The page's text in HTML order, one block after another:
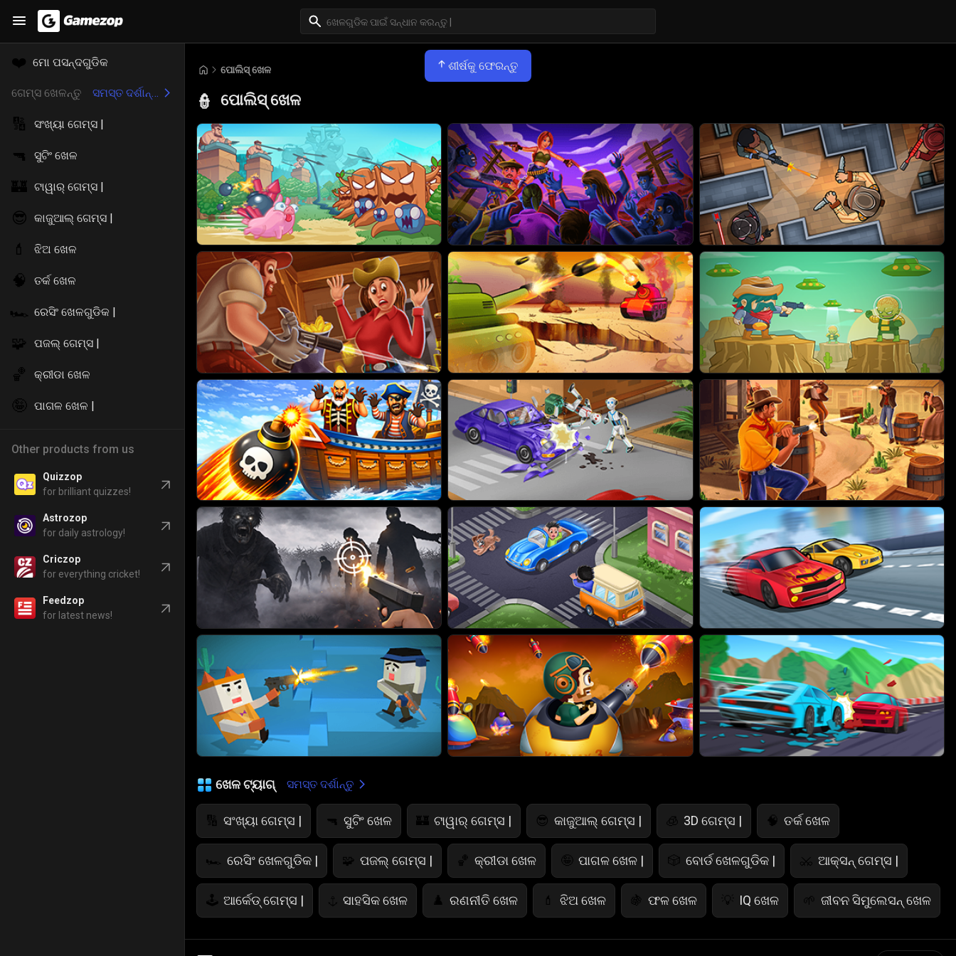
ଶୀର୍ଷକୁ ଫେରନ୍ତୁ
❤️ ମୋ ପସନ୍ଦଗୁଡିକ
ଗେମ୍ସ ଖେଳନ୍ତୁ ସମସ୍ତ ଦର୍ଶାନ୍ତୁ
🔢 ସଂଖ୍ୟା ଗେମ୍ସ |
🔫 ସୁଟିଂ ଖେଳ
🏰 ଟାୱାର୍ ଗେମ୍ସ |
😎 କାଜୁଆଲ୍ ଗେମ୍ସ |
💄 ଝିଅ ଖେଳ
🧠 ତର୍କ ଖେଳ
🏎️ ରେସିଂ ଖେଳଗୁଡିକ |
🧩 ପଜଲ୍ ଗେମ୍ସ |
🏀 କ୍ରୀଡା ଖେଳ
🤪 ପାଗଳ ଖେଳ |
Other products from us
Quizzop
for brilliant quizzes!
Astrozop
for daily astrology!
Criczop
for everything cricket!
Feedzop
for latest news!
ପୋଲିସ୍ ଖେଳ
👮 ପୋଲିସ୍ ଖେଳ
ଖେଳ ଟ୍ୟାଗ୍ ସମସ୍ତ ଦର୍ଶାନ୍ତୁ
🔢 ସଂଖ୍ୟା ଗେମ୍ସ | 🔫 ସୁଟିଂ ଖେଳ 🏰 ଟାୱାର୍ ଗେମ୍ସ | 😎 କାଜୁଆଲ୍ ଗେମ୍ସ | 🧊 3D ଗେମ୍ସ | 🧠 ତର୍କ ଖେଳ
🏎️ ରେସିଂ ଖେଳଗୁଡିକ | 🧩 ପଜଲ୍ ଗେମ୍ସ | 🏀 କ୍ରୀଡା ଖେଳ 🤪 ପାଗଳ ଖେଳ | 🎲 ବୋର୍ଡ ଖେଳଗୁଡିକ | ⚔️ ଆକ୍ସନ୍ ଗେମ୍ସ |
🕹️ ଆର୍କେଡ୍ ଗେମ୍ସ | ⚓ ସାହସିକ ଖେଳ ♟️ ରଣନୀତି ଖେଳ 💄 ଝିଅ ଖେଳ 🍇 ଫଳ ଖେଳ 💡 IQ ଖେଳ 🌱 ଜୀବନ ସିମୁଲେସନ୍ ଖେଳ
🤸 ଜମ୍ପ୍ ଖେଳଗୁଡିକ 🎨 ରଙ୍ଗ ଖେଳ 👻 ଭୟାନକ ଖେଳ ♠️ କାର୍ଡ ଖେଳ 👮 ପୋଲିସ୍ ଖେଳ 🧮 ଗଣିତ ଖେଳ 🍕 ଖାଦ୍ୟ ଖେଳ